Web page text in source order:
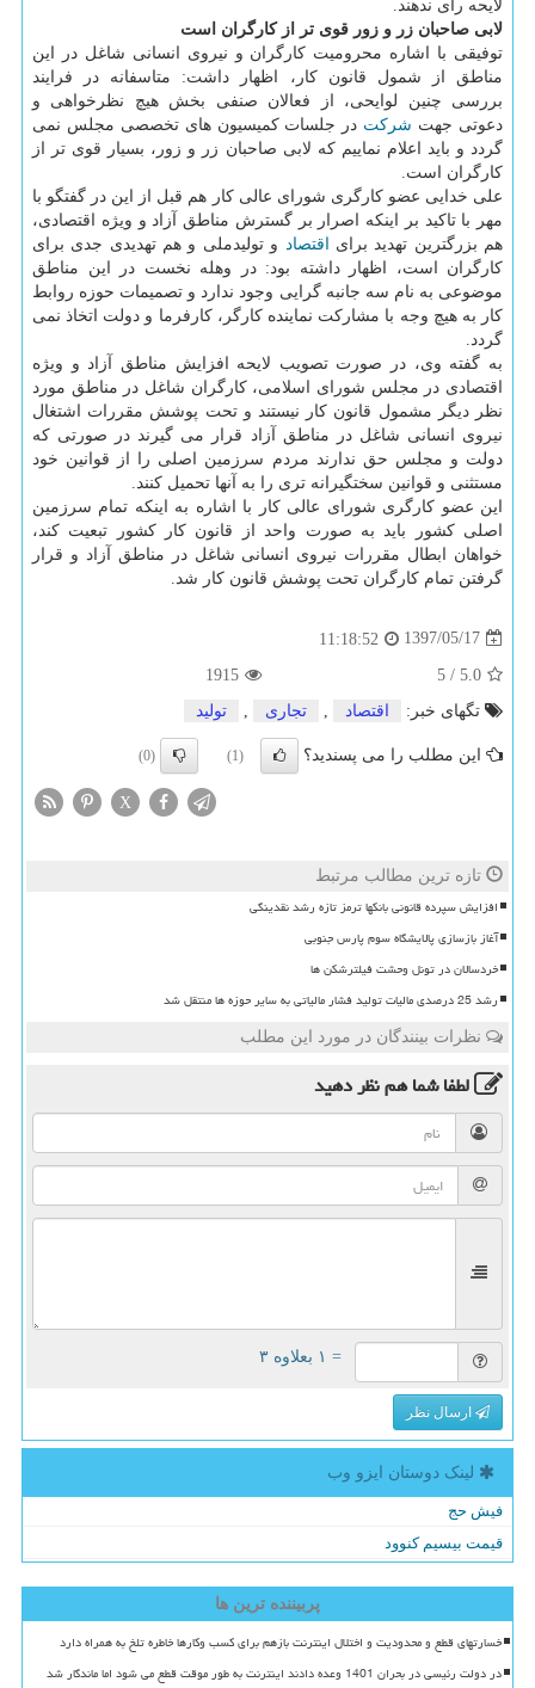
لایحه رای ندهند.
لابی صاحبان زر و زور قوی تر از كارگران است
توفیقی با اشاره محرومیت كارگران و نیروی انسانی شاغل در این
مناطق از شمول قانون كار، اظهار داشت: متاسفانه در فرایند
بررسی چنین لوایحی، از فعالان صنفی بخش هیچ نظرخواهی و
دعوتی جهت شركت در جلسات كمیسیون های تخصصی مجلس نمی
گردد و باید اعلام نماییم كه لابی صاحبان زر و زور، بسیار قوی تر از
كارگران است.
علی خدایی عضو كارگری شورای عالی كار هم قبل از این در گفتگو با
مهر با تاكید بر اینكه اصرار بر گسترش مناطق آزاد و ویژه اقتصادی،
هم بزرگترین تهدید برای
اقتصاد و تولیدملی و هم تهدیدی جدی برای
كارگران است، اظهار داشته بود: در وهله نخست در این مناطق
موضوعی به نام سه جانبه گرایی وجود ندارد و تصمیمات حوزه روابط
كار به هیچ وجه با مشاركت نماینده كارگر، كارفرما و دولت اتخاذ نمی
گردد.
به گفته وی، در صورت تصویب لایحه افزایش مناطق آزاد و ویژه
اقتصادی در مجلس شورای اسلامی، كارگران شاغل در مناطق مورد
نظر دیگر مشمول قانون كار نیستند و تحت پوشش مقررات اشتغال
نیروی انسانی شاغل در مناطق آزاد قرار می گیرند در صورتی كه
دولت و مجلس حق ندارند مردم سرزمین اصلی را از قوانین خود
مستثنی و قوانین سختگیرانه تری را به آنها تحمیل كنند.
این عضو كارگری شورای عالی كار با اشاره به اینكه تمام سرزمین
اصلی كشور باید به صورت واحد از قانون كار كشور تبعیت كند،
خواهان ابطال مقررات نیروی انسانی شاغل در مناطق آزاد و قرار
گرفتن تمام كارگران تحت پوشش قانون كار شد.
1397/05/17
11:18:52
5.0
/
5
1915
تگهای خبر:
اقتصاد , تجاری , تولید
این مطلب را می پسندید؟ (1)
(0)
X
تازه ترین مطالب مرتبط
افزایش سپرده قانونی بانکها ترمز تازه رشد نقدینگی
آغاز بازسازی پالایشگاه سوم پارس جنوبی
خردسالان در تونل وحشت فیلترشکن ها
رشد 25 درصدی مالیات تولید فشار مالیاتی به سایر حوزه ها منتقل شد
نظرات بینندگان در مورد این مطلب
لطفا شما همنظر دهید
= ۱ بعلاوه ۳
ارسال نظر
لینک دوستان ایزو وب
فیش حج
قیمت بیسیم کنوود
پربیننده ترین ها
خسارتهای قطع و محدودیت و اختلال اینترنت بازهم برای کسب وکارها خاطره تلخ به همراه دارد
در دولت رئیسی در بحران 1401 وعده دادند اینترنت به طور موقت قطع می شود اما ماندگار شد